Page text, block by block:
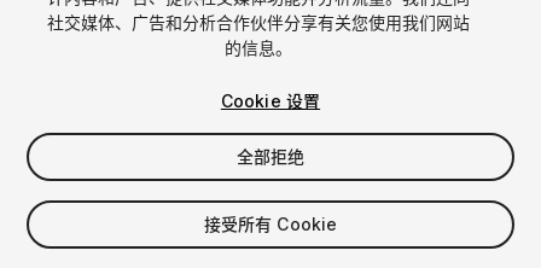
1 /8
$15
社交媒体、广告和分析合作伙伴分享有关您使用我们网站
的信息。
Cookie 设置
全部拒绝
接受所有 Cookie